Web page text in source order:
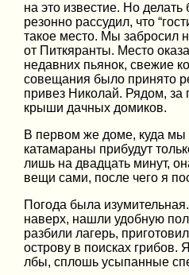
на это известие. Но
резонно рассудил, что
такое место. Мы забросил
от Питкяранты. Место
недавних пьянок, свежие
совещания было принято
привез Николай. Рядом,
крыши дачных домиков.
В первом же доме, куда мы
катамараны прибудут
лишь на двадцать минут,
вещи сами, после чего я
Погода была
наверх, нашли удобную
разбили лагерь,
острову в поисках грибов.
лбы, сплошь усыпанные